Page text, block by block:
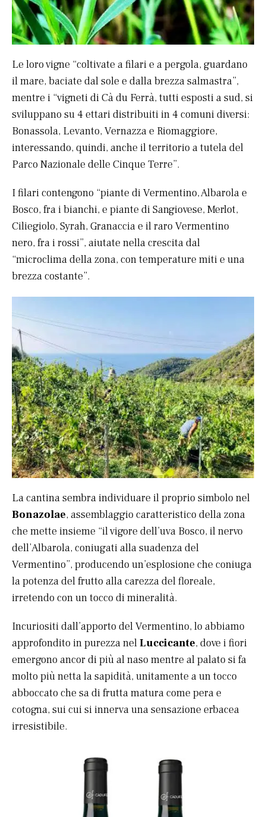
Le loro vigne “coltivate a filari e a pergola, guardano
il mare, baciate dal sole e dalla brezza salmastra”,
mentre i “vigneti di Cà du Ferrà, tutti esposti a sud, si
sviluppano su 4 ettari distribuiti in 4 comuni diversi:
Bonassola, Levanto, Vernazza e Riomaggiore,
interessando, quindi, anche il territorio a tutela del
Parco Nazionale delle Cinque Terre”.
I filari contengono “piante di Vermentino, Albarola e
Bosco, fra i bianchi, e piante di Sangiovese, Merlot,
Ciliegiolo, Syrah, Granaccia e il raro Vermentino
nero, fra i rossi”, aiutate nella crescita dal
“microclima della zona, con temperature miti e una
brezza costante”.
La cantina sembra individuare il proprio simbolo nel
Bonazolae, assemblaggio caratteristico della zona
che mette insieme “il vigore dell’uva Bosco, il nervo
dell’Albarola, coniugati alla suadenza del
Vermentino”, producendo un’esplosione che coniuga
la potenza del frutto alla carezza del floreale,
irretendo con un tocco di mineralità.
Incuriositi dall’apporto del Vermentino, lo abbiamo
approfondito in purezza nelLuccicante, dove i fiori
emergono ancor di più al naso mentre al palato si fa
molto più netta la sapidità, unitamente a un tocco
abboccato che sa di frutta matura come pera e
cotogna, sui cui si innerva una sensazione erbacea
irresistibile.